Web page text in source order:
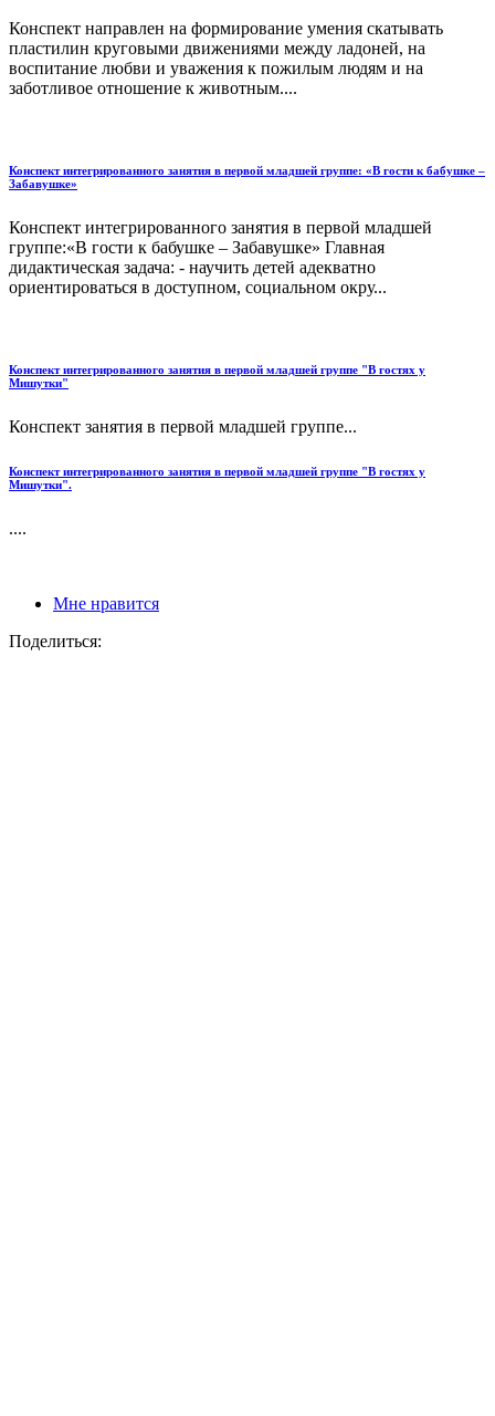
Конспект направлен на формирование умения скатывать
пластилин круговыми движениями между ладоней, на
воспитание любви и уважения к пожилым людям и на
заботливое отношение к животным....
Конспект интегрированного занятия в первой младшей группе: «В гости к бабушке –
Забавушке»
Конспект интегрированного занятия в первой младшей
группе:«В гости к бабушке – Забавушке» Главная
дидактическая задача: - научить детей адекватно
ориентироваться в доступном, социальном окру...
Конспект интегрированного занятия в первой младшей группе "В гостях у
Мишутки"
Конспект занятия в первой младшей группе...
Конспект интегрированного занятия в первой младшей группе "В гостях у
Мишутки".
....
Мне нравится
Поделиться: